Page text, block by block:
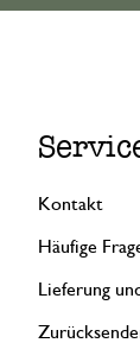
Kontakt
Häufige
Lieferung